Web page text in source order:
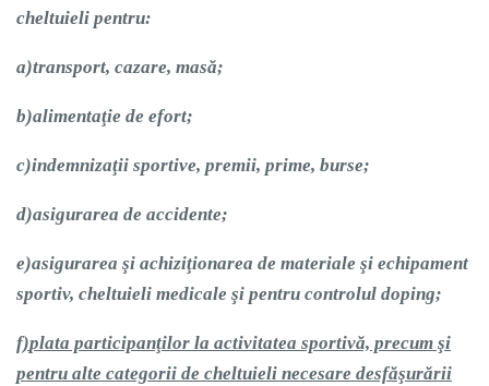
cheltuieli pentru:
a)transport, cazare, masă;
b)alimentaţie de efort;
c)indemnizaţii sportive, premii, prime, burse;
d)asigurarea de accidente;
e)asigurarea şi achiziţionarea de materiale şi echipament
sportiv, cheltuieli medicale şi pentru controlul doping;
f)plata participanţilor la activitatea sportivă, precum şi
pentru alte categorii de cheltuieli necesare desfăşurării